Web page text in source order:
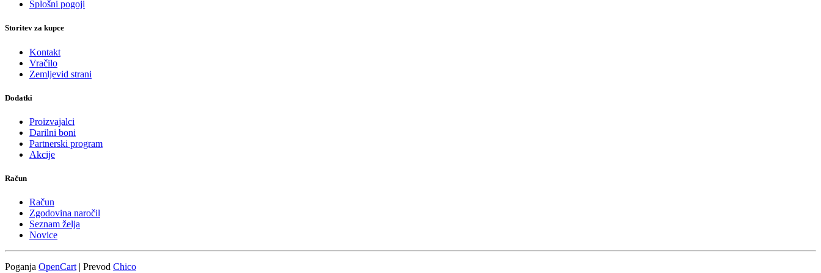
Splošni pogoji
Storitev za kupce
Kontakt
Vračilo
Zemljevid strani
Dodatki
Proizvajalci
Darilni boni
Partnerski program
Akcije
Račun
Račun
Zgodovina naročil
Seznam želja
Novice
Poganja OpenCart | Prevod Chico